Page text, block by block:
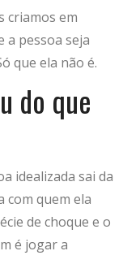
criamos em
a pessoa seja
que ela não é.
do que
idealizada sai da
com quem ela
de choque e o
é jogar a